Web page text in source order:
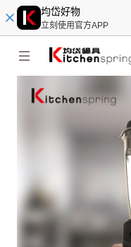
均岱好物
立刻使用官方APP